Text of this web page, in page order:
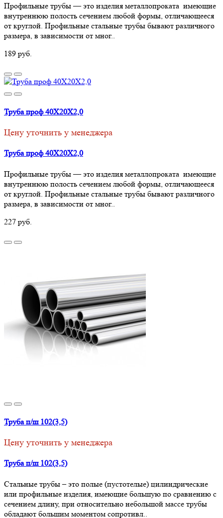
Профильные трубы — это изделия металлопроката имеющие
внутреннюю полость сечением любой формы, отличающееся
от круглой. Профильные стальные трубы бывают различного
размера, в зависимости от мног..
189 руб.
Труба проф 40Х20Х2,0
Цену уточнить у менеджера
Труба проф 40Х20Х2,0
Профильные трубы — это изделия металлопроката имеющие
внутреннюю полость сечением любой формы, отличающееся
от круглой. Профильные стальные трубы бывают различного
размера, в зависимости от мног..
227 руб.
Труба п/ш 102(3,5)
Цену уточнить у менеджера
Труба п/ш 102(3,5)
Стальные трубы – это полые (пустотелые) цилиндрические
или профильные изделия, имеющие большую по сравнению с
сечением длину, при относительно небольшой массе трубы
обладают большим моментом сопротивл..